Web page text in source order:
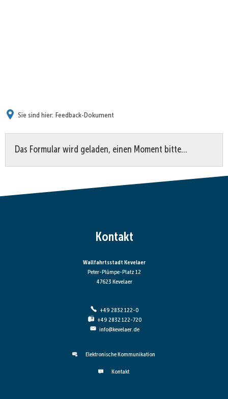
Sie sind hier: Feedback-Dokument
Das Formular wird geladen, einen Moment bitte…
Kontakt
Wallfahrtsstadt Kevelaer
Peter-Plümpe-Platz 12
47623 Kevelaer
+49 2832 122-0
+49 2832 122-720
info@kevelaer.de
Elektronische Kommunikation
Kontakt